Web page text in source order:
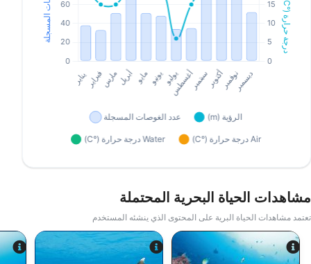
مشاهدات الحياة البحرية المحتملة
تعتمد مشاهدات الحياة البرية على المحتوى الذي ينشئه المستخدم